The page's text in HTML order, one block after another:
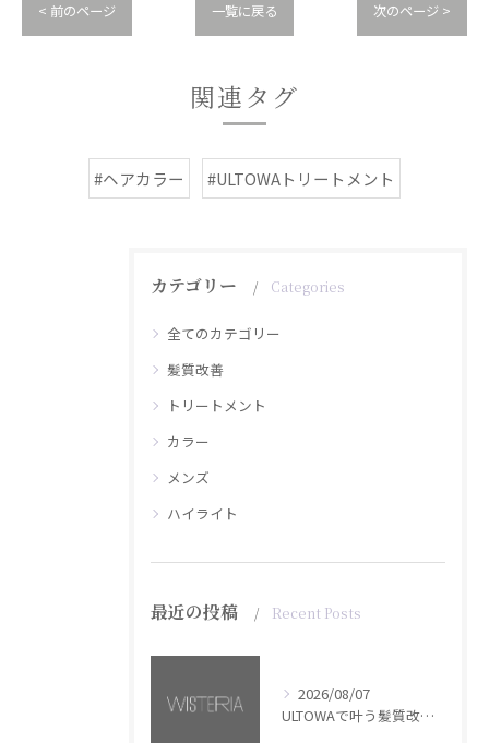
< 前のページ 一覧に戻る 次のページ >
関連タグ
#ヘアカラー #ULTOWAトリートメント
カテゴリー Categories
全てのカテゴリー
髪質改善
トリートメント
カラー
メンズ
ハイライト
最近の投稿 Recent Posts
2026/08/07
ULTOWAで叶う髪質改善美髪カラー【銀座・美容室WISTERIA】